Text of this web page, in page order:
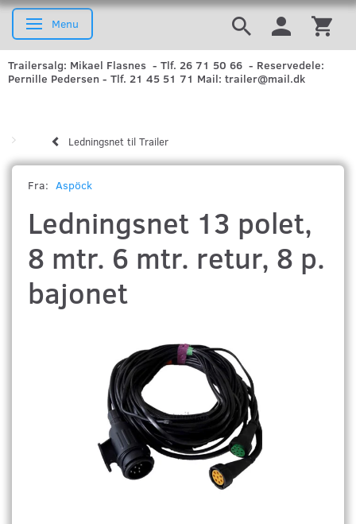
Skifte navigation
Menu
Trailersalg: Mikael Flasnes - Tlf. 26 71 50 66 - Reservedele:
Pernille Pedersen - Tlf. 21 45 51 71 Mail: trailer@mail.dk
Ledningsnet til Trailer
Fra: Aspöck
Ledningsnet 13 polet,
8 mtr. 6 mtr. retur, 8 p.
bajonet